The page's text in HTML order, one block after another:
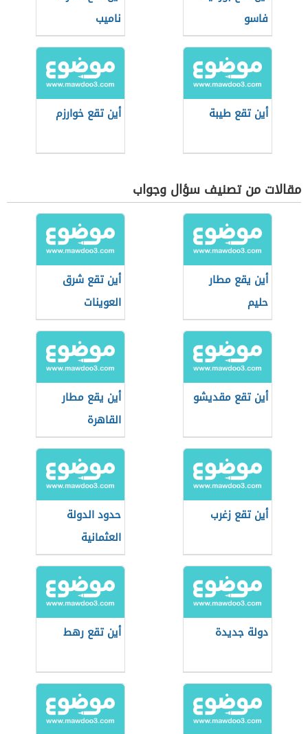
فاسو
ناميب
أين تقع طيبة أين تقع خوارزم
مقالات من تصنيف سؤال وجواب
أين يقع مطار
حليم
أين تقع شرق
العوينات
أين تقع مقديشو
أين يقع مطار
القاهرة
أين تقع زغرب
حدود الدولة
العثمانية
دولة جديدة أين تقع رهط